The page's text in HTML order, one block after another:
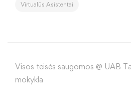
Virtualūs Asistentai
Visos teisės saugomos @ UAB
mokykla